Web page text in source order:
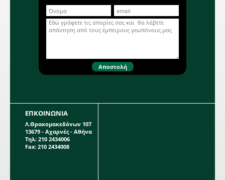
μηλιές, λεμονιές, αμυγδαλιές,
φυλλώδη λαχανικά, κηπευτικά,
τριαντάφυλλα κ.α. #400kgmix
Περισσότερα...
ΕΠΚΟΙΝΩΝΙΑ
Λ.Θρακομακεδόνων 107
13679 - Αχαρνές - Αθήνα
Τηλ: 210 2434006
Fax: 210 2434008